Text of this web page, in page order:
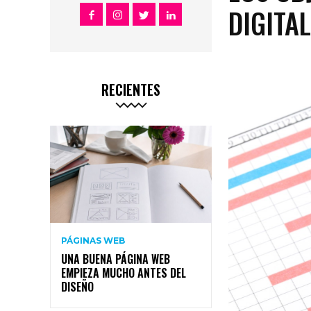
RECIENTES
PÁGINAS WEB
UNA BUENA PÁGINA WEB
EMPIEZA MUCHO ANTES DEL
DISEÑO
DIGITAL